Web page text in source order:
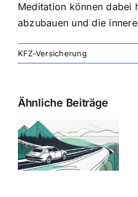
Meditation können dabei
abzubauen und die
KFZ-Versicherung
Ähnliche Beiträge
Versicherung:
Günstige Kfz-
mit Top-